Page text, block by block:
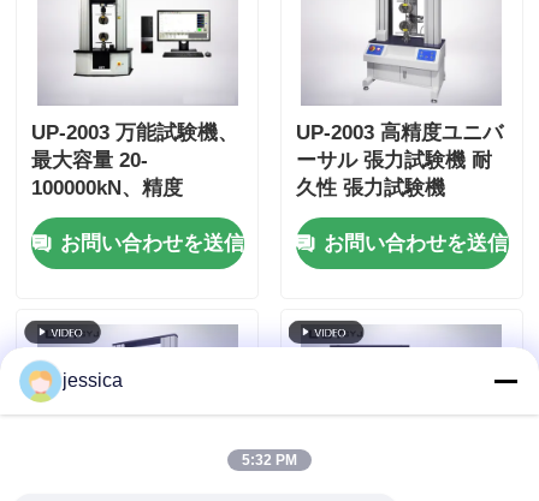
UP-2003 万能試験機、
最大容量 20-
100000kN、精度
±0.5%、引張・圧縮・
曲げ試験用 AC サーボ
モーター
お問い合わせを送信
UP-2003 高精度ユニバ
ーサル 張力試験機 耐
久性 張力試験機
お問い合わせを送信
jessica
5:32 PM